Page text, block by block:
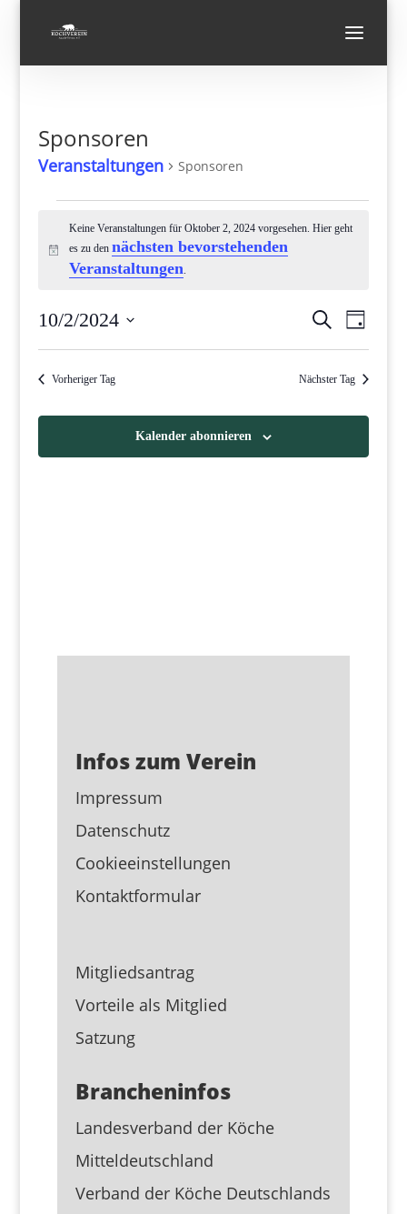
Sponsoren
Veranstaltungen Sponsoren
Veranstaltungen
für
Oktober
2024
Hinweis
Keine Veranstaltungen für Oktober 2, 2024 vorgesehen. Hier geht
es zu dennächsten bevorstehenden
Veranstaltungen.
Suche
und
SucheTag
10/2/2024
Datum
wählen.
Vorheriger Tag Nächster Tag
Kalender abonnieren
Infos zum Verein
Impressum
Datenschutz
Cookieeinstellungen
Kontaktformular
Mitgliedsantrag
Vorteile als Mitglied
Satzung
Brancheninfos
Landesverband der Köche
Mitteldeutschland
Verband der Köche Deutschlands